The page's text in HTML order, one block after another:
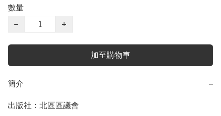
數量
−
+
加至購物車
簡介 −
出版社：北區區議會